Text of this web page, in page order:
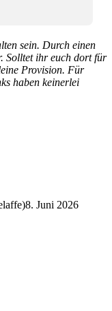
sein. Durch einen
Solltet ihr euch dort für
Provision. Für
haben keinerlei
8. Juni 2026